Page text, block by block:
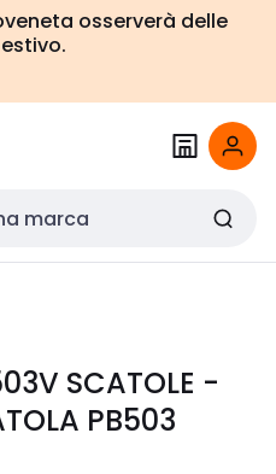
osserverà delle
SCATOLE -
PB503